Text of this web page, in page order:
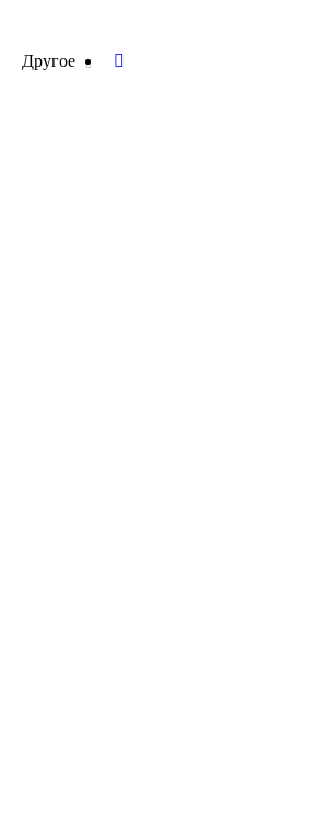
Другое